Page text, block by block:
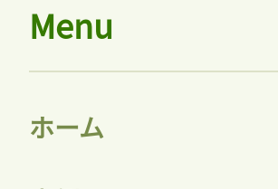
Menu
ホーム